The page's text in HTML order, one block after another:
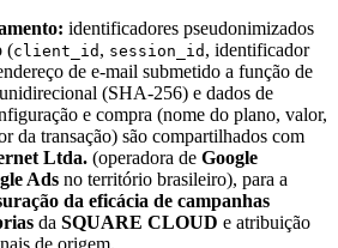
identificadores pseudonimizados
(client_id , session_id , identificador
de e-mail submetido a função de
(SHA-256) e dados de
e compra (nome do plano, valor,
da transação) são compartilhados com
Ltda. (operadora de Google
Ads no território brasileiro), para a
da eficácia de campanhas
da SQUARE CLOUD e atribuição